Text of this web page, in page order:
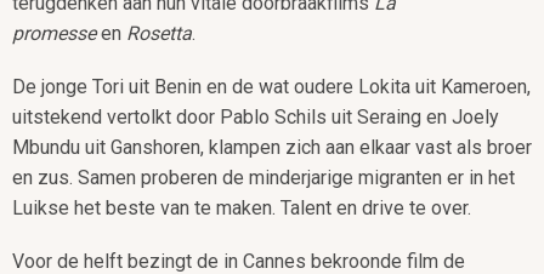
promesseen Rosetta.
De jonge Tori uit Benin en de wat oudere Lokita uit Kameroen,
uitstekend vertolkt door Pablo Schils uit Seraing en Joely
Mbundu uit Ganshoren, klampen zich aan elkaar vast als broer
en zus. Samen proberen de minderjarige migranten er in het
Luikse het beste van te maken. Talent en drive te over.
Voor de helft bezingt de in Cannes bekroonde film de